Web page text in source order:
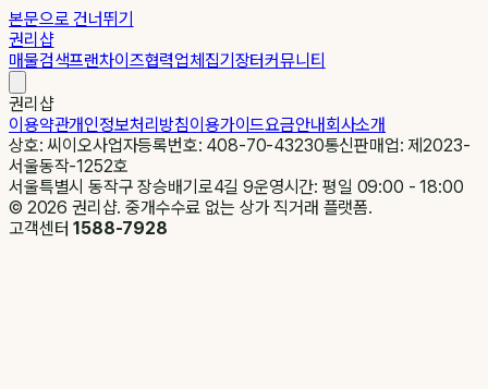
본문으로 건너뛰기
권리샵
매물검색프랜차이즈협력업체집기장터커뮤니티
권리샵
이용약관개인정보처리방침이용가이드요금안내회사소개
상호: 씨이오사업자등록번호: 408-70-43230통신판매업: 제2023-
서울동작-1252호
서울특별시 동작구 장승배기로4길 9운영시간: 평일 09:00 - 18:00
© 2026 권리샵. 중개수수료 없는 상가 직거래 플랫폼.
고객센터1588-7928